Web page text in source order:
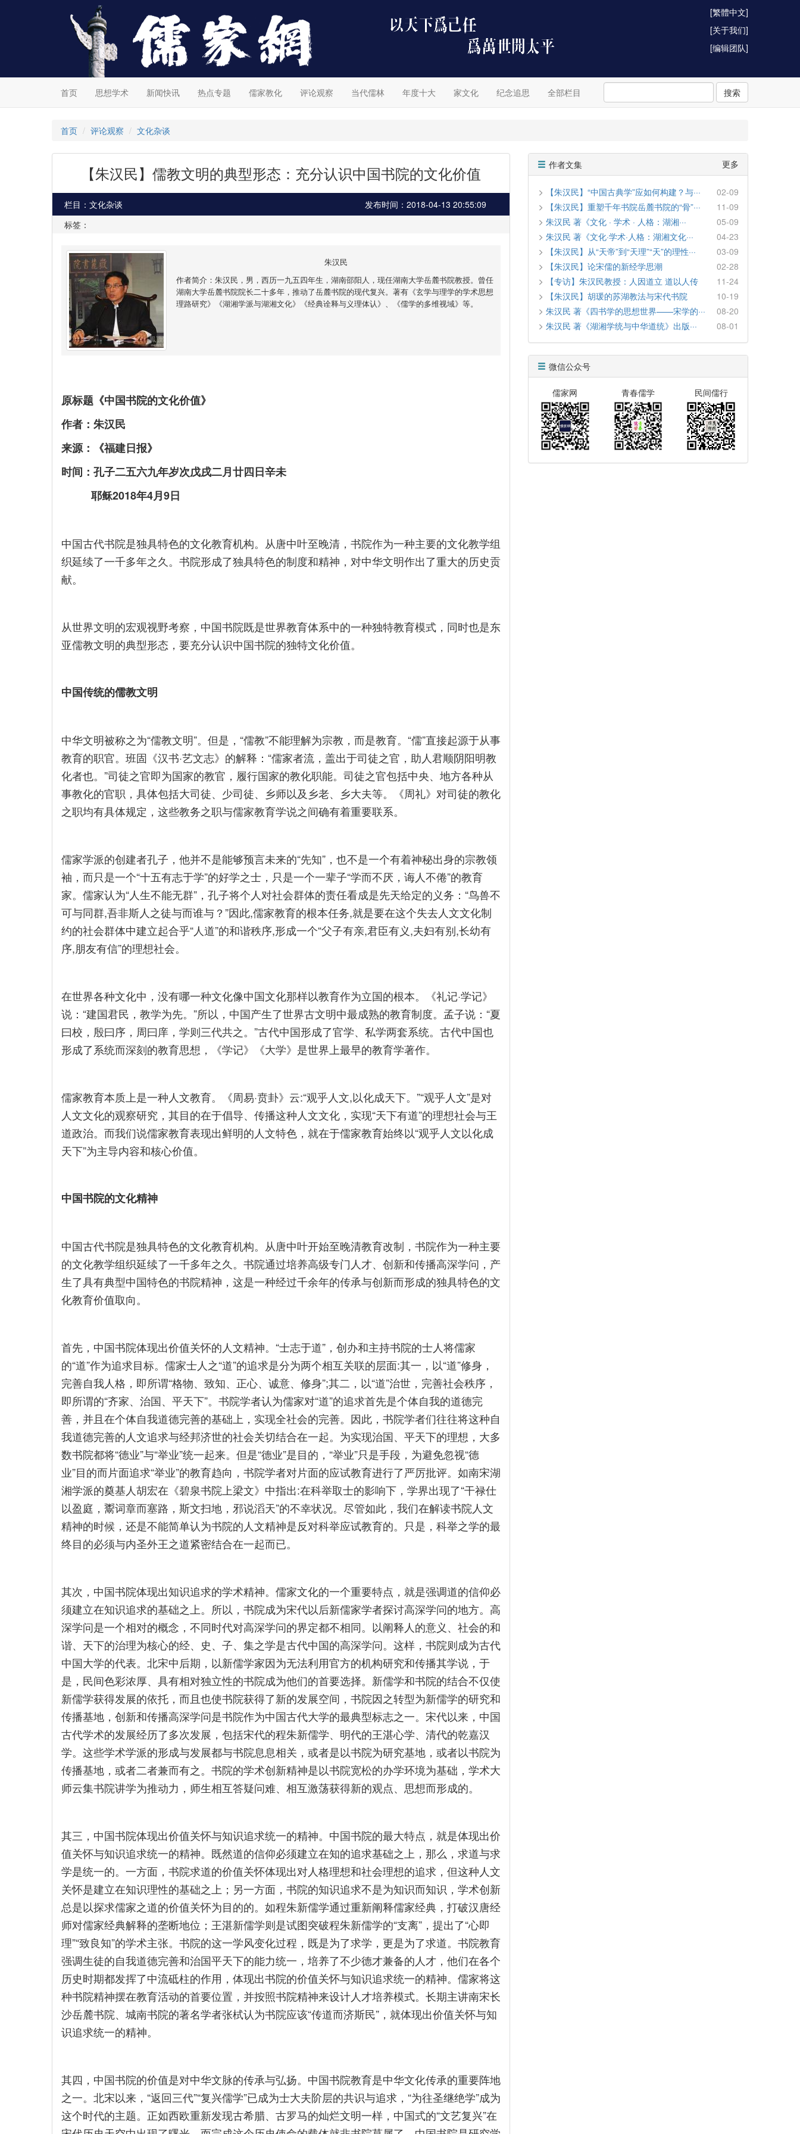
[繁體中文]
[关于我们]
[编辑团队]
首页 思想学术 新闻快讯 热点专题 儒家教化 评论观察 当代儒林 年度十大 家文化 纪念追思 全部栏目 搜索
首页 评论观察 文化杂谈
【朱汉民】儒教文明的典型形态：充分认识中国书院的文化价值
栏目：文化杂谈
发布时间：2018-04-13 20:55:09
标签：
朱汉民
作者简介：朱汉民，男，西历一九五四年生，湖南邵阳人，现任湖南大学岳麓书院教授。曾任
湖南大学岳麓书院院长二十多年，推动了岳麓书院的现代复兴。著有《玄学与理学的学术思想
理路研究》《湖湘学派与湖湘文化》《经典诠释与义理体认》、《儒学的多维视域》等。
原标题《中国书院的文化价值》
作者：朱汉民
来源：《福建日报》
时间：孔子二五六九年岁次戊戌二月廿四日辛未
耶稣2018年4月9日
中国古代书院是独具特色的文化教育机构。从唐中叶至晚清，书院作为一种主要的文化教学组
织延续了一千多年之久。书院形成了独具特色的制度和精神，对中华文明作出了重大的历史贡
献。
从世界文明的宏观视野考察，中国书院既是世界教育体系中的一种独特教育模式，同时也是东
亚儒教文明的典型形态，要充分认识中国书院的独特文化价值。
中国传统的儒教文明
中华文明被称之为“儒教文明”。但是，“儒教”不能理解为宗教，而是教育。“儒”直接起源于从事
教育的职官。班固《汉书·艺文志》的解释：“儒家者流，盖出于司徒之官，助人君顺阴阳明教
化者也。”司徒之官即为国家的教官，履行国家的教化职能。司徒之官包括中央、地方各种从
事教化的官职，具体包括大司徒、少司徒、乡师以及乡老、乡大夫等。《周礼》对司徒的教化
之职均有具体规定，这些教务之职与儒家教育学说之间确有着重要联系。
儒家学派的创建者孔子，他并不是能够预言未来的“先知”，也不是一个有着神秘出身的宗教领
袖，而只是一个“十五有志于学”的好学之士，只是一个一辈子“学而不厌，诲人不倦”的教育
家。儒家认为“人生不能无群”，孔子将个人对社会群体的责任看成是先天给定的义务：“鸟兽不
可与同群,吾非斯人之徒与而谁与？”因此,儒家教育的根本任务,就是要在这个失去人文文化制
约的社会群体中建立起合乎“人道”的和谐秩序,形成一个“父子有亲,君臣有义,夫妇有别,长幼有
序,朋友有信”的理想社会。
在世界各种文化中，没有哪一种文化像中国文化那样以教育作为立国的根本。《礼记·学记》
说：“建国君民，教学为先。”所以，中国产生了世界古文明中最成熟的教育制度。孟子说：“夏
曰校，殷曰序，周曰庠，学则三代共之。”古代中国形成了官学、私学两套系统。古代中国也
形成了系统而深刻的教育思想，《学记》《大学》是世界上最早的教育学著作。
儒家教育本质上是一种人文教育。《周易·贲卦》云:“观乎人文,以化成天下。”“观乎人文”是对
人文文化的观察研究，其目的在于倡导、传播这种人文文化，实现“天下有道”的理想社会与王
道政治。而我们说儒家教育表现出鲜明的人文特色，就在于儒家教育始终以“观乎人文以化成
天下”为主导内容和核心价值。
中国书院的文化精神
中国古代书院是独具特色的文化教育机构。从唐中叶开始至晚清教育改制，书院作为一种主要
的文化教学组织延续了一千多年之久。书院通过培养高级专门人才、创新和传播高深学问，产
生了具有典型中国特色的书院精神，这是一种经过千余年的传承与创新而形成的独具特色的文
化教育价值取向。
首先，中国书院体现出价值关怀的人文精神。“士志于道”，创办和主持书院的士人将儒家
的“道”作为追求目标。儒家士人之“道”的追求是分为两个相互关联的层面:其一，以“道”修身，
完善自我人格，即所谓“格物、致知、正心、诚意、修身”;其二，以“道”治世，完善社会秩序，
即所谓的“齐家、治国、平天下”。书院学者认为儒家对“道”的追求首先是个体自我的道德完
善，并且在个体自我道德完善的基础上，实现全社会的完善。因此，书院学者们往往将这种自
我道德完善的人文追求与经邦济世的社会关切结合在一起。为实现治国、平天下的理想，大多
数书院都将“德业”与“举业”统一起来。但是“德业”是目的，“举业”只是手段，为避免忽视“德
业”目的而片面追求“举业”的教育趋向，书院学者对片面的应试教育进行了严厉批评。如南宋湖
湘学派的奠基人胡宏在《碧泉书院上梁文》中指出:在科举取士的影响下，学界出现了“干禄仕
以盈庭，鬻词章而塞路，斯文扫地，邪说滔天”的不幸状况。尽管如此，我们在解读书院人文
精神的时候，还是不能简单认为书院的人文精神是反对科举应试教育的。只是，科举之学的最
终目的必须与内圣外王之道紧密结合在一起而已。
其次，中国书院体现出知识追求的学术精神。儒家文化的一个重要特点，就是强调道的信仰必
须建立在知识追求的基础之上。所以，书院成为宋代以后新儒家学者探讨高深学问的地方。高
深学问是一个相对的概念，不同时代对高深学问的界定都不相同。以阐释人的意义、社会的和
谐、天下的治理为核心的经、史、子、集之学是古代中国的高深学问。这样，书院则成为古代
中国大学的代表。北宋中后期，以新儒学家因为无法利用官方的机构研究和传播其学说，于
是，民间色彩浓厚、具有相对独立性的书院成为他们的首要选择。新儒学和书院的结合不仅使
新儒学获得发展的依托，而且也使书院获得了新的发展空间，书院因之转型为新儒学的研究和
传播基地，创新和传播高深学问是书院作为中国古代大学的最典型标志之一。宋代以来，中国
古代学术的发展经历了多次发展，包括宋代的程朱新儒学、明代的王湛心学、清代的乾嘉汉
学。这些学术学派的形成与发展都与书院息息相关，或者是以书院为研究基地，或者以书院为
传播基地，或者二者兼而有之。书院的学术创新精神是以书院宽松的办学环境为基础，学术大
师云集书院讲学为推动力，师生相互答疑问难、相互激荡获得新的观点、思想而形成的。
其三，中国书院体现出价值关怀与知识追求统一的精神。中国书院的最大特点，就是体现出价
值关怀与知识追求统一的精神。既然道的信仰必须建立在知的追求基础之上，那么，求道与求
学是统一的。一方面，书院求道的价值关怀体现出对人格理想和社会理想的追求，但这种人文
关怀是建立在知识理性的基础之上；另一方面，书院的知识追求不是为知识而知识，学术创新
总是以探求儒家之道的价值关怀为目的的。如程朱新儒学通过重新阐释儒家经典，打破汉唐经
师对儒家经典解释的垄断地位；王湛新儒学则是试图突破程朱新儒学的“支离”，提出了“心即
理”“致良知”的学术主张。书院的这一学风变化过程，既是为了求学，更是为了求道。书院教育
强调生徒的自我道德完善和治国平天下的能力统一，培养了不少德才兼备的人才，他们在各个
历史时期都发挥了中流砥柱的作用，体现出书院的价值关怀与知识追求统一的精神。儒家将这
种书院精神摆在教育活动的首要位置，并按照书院精神来设计人才培养模式。长期主讲南宋长
沙岳麓书院、城南书院的著名学者张栻认为书院应该“传道而济斯民”，就体现出价值关怀与知
识追求统一的精神。
其四，中国书院的价值是对中华文脉的传承与弘扬。中国书院教育是中华文化传承的重要阵地
之一。北宋以来，“返回三代”“复兴儒学”已成为士大夫阶层的共识与追求，“为往圣继绝学”成为
这个时代的主题。正如西欧重新发现古希腊、古罗马的灿烂文明一样，中国式的“文艺复兴”在
作者文集 更多
【朱汉民】“中国古典学”应如何构建？与···
02-09
【朱汉民】重塑千年书院岳麓书院的“骨”···
11-09
朱汉民 著《文化 · 学术 · 人格：湖湘···
05-09
朱汉民 著《文化·学术·人格：湖湘文化···
04-23
【朱汉民】从“天帝”到“天理”“天”的理性···
03-09
【朱汉民】论宋儒的新经学思潮
02-28
【专访】朱汉民教授：人因道立 道以人传
11-24
【朱汉民】胡瑗的苏湖教法与宋代书院
10-19
朱汉民 著《四书学的思想世界——宋学的···
08-20
朱汉民 著《湖湘学统与中华道统》出版···
08-01
微信公众号
儒家网 青春儒学 民间儒行